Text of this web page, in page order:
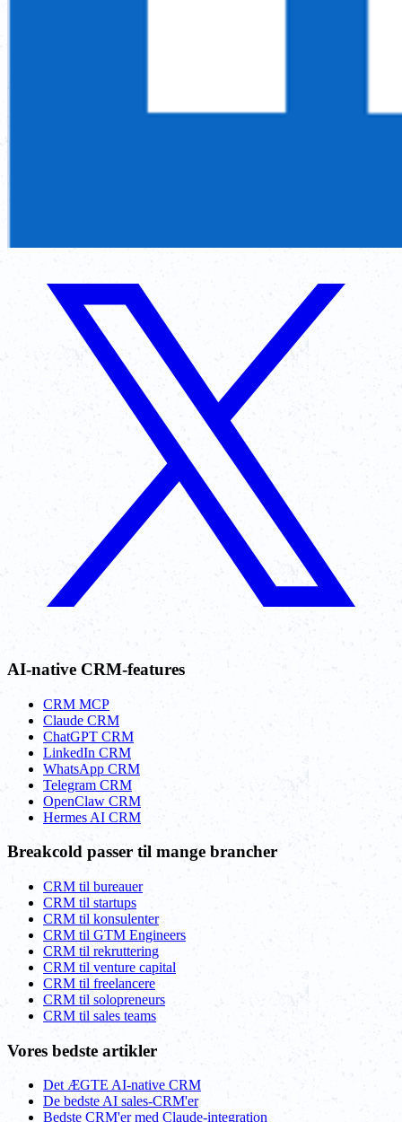
AI-native CRM-features
CRM MCP
Claude CRM
ChatGPT CRM
LinkedIn CRM
WhatsApp CRM
Telegram CRM
OpenClaw CRM
Hermes AI CRM
Breakcold passer til mange brancher
CRM til bureauer
CRM til startups
CRM til konsulenter
CRM til GTM Engineers
CRM til rekruttering
CRM til venture capital
CRM til freelancere
CRM til solopreneurs
CRM til sales teams
Vores bedste artikler
Det ÆGTE AI-native CRM
De bedste AI sales-CRM'er
Bedste CRM'er med Claude-integration